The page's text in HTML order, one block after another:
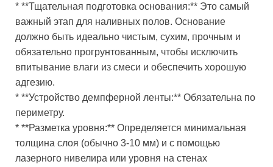
* **Тщательная подготовка основания:** Это самый
важный этап для наливных полов. Основание
должно быть идеально чистым, сухим, прочным и
обязательно прогрунтованным, чтобы исключить
впитывание влаги из смеси и обеспечить хорошую
адгезию.
* **Устройство демпферной ленты:** Обязательна по
периметру.
* **Разметка уровня:** Определяется минимальная
толщина слоя (обычно 3-10 мм) и с помощью
лазерного нивелира или уровня на стенах